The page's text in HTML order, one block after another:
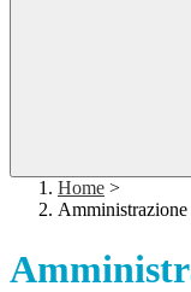
Home >
Amministrazione